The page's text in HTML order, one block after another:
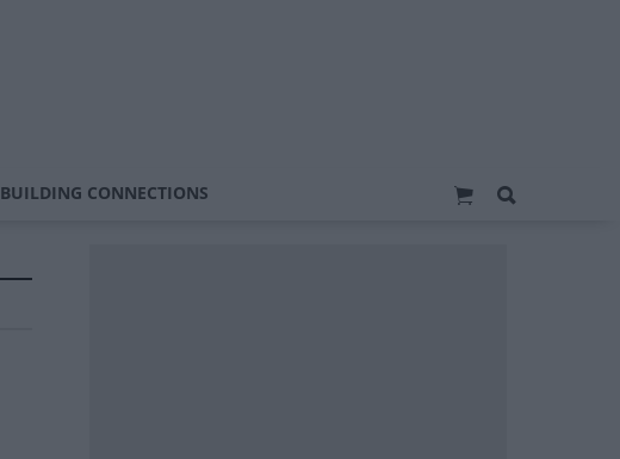
BUILDING CONNECTIONS